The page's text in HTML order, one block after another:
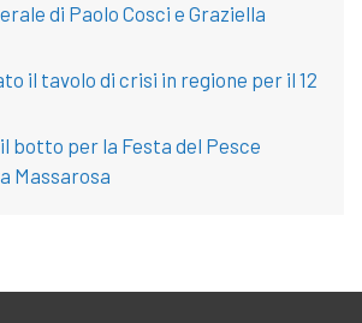
di Paolo Cosci e Graziella
il tavolo di crisi in regione per il 12
botto per la Festa del Pesce
Massarosa